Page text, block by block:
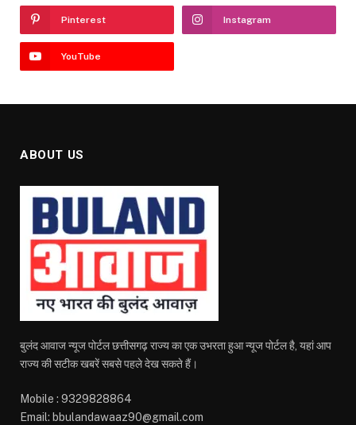
Pinterest Instagram
YouTube
ABOUT US
बुलंद आवाज न्यूज पोर्टल छत्तीसगढ़ राज्य का एक उभरता हुआ न्यूज पोर्टल है, यहां आप
राज्य की सटीक खबरें सबसे पहले देख सकते हैं।
Mobile : 9329828864
Email: bbulandawaaz90@gmail.com